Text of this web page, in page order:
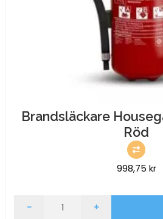
Brandsläckare
Röd
998,75 kr
Brandsläckare
- +